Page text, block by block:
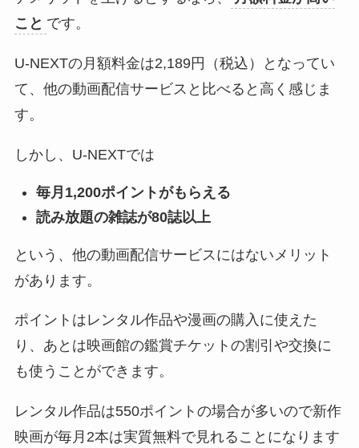
こと です。
U-NEXTの月額料金は2,189円（税込）となってい
て、他の動画配信サービスと比べると高く感じま
す。
しかし、U-NEXTでは
毎月1,200ポイントがもらえる
読み放題の雑誌が80誌以上
という、他の動画配信サービスにはないメリット
があります。
ポイントはレンタル作品や漫画の購入に使えた
り、あとは映画館の鑑賞チケットの割引や交換に
も使うことができます。
レンタル作品は550ポイントの場合が多いので新作
映画が毎月2本は実質無料で見れることになります